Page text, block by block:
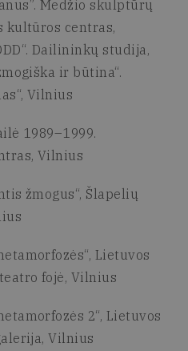
Medžio skulptūrų
kultūros centras,
Dailininkų studija,
ir būtina“.
Vilnius
1989–1999.
Vilnius
žmogus“, Šlapelių
Lietuvos
fojė, Vilnius
2“, Lietuvos
Vilnius